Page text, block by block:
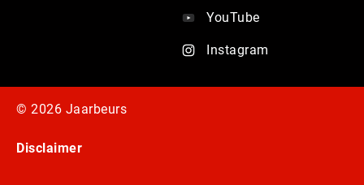
YouTube
Instagram
© 2026 Jaarbeurs
Disclaimer